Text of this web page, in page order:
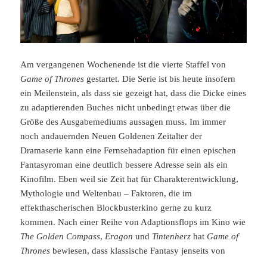
Am vergangenen Wochenende ist die vierte Staffel von
Game of Thrones gestartet. Die Serie ist bis heute insofern
ein Meilenstein, als dass sie gezeigt hat, dass die Dicke eines
zu adaptierenden Buches nicht unbedingt etwas über die
Größe des Ausgabemediums aussagen muss. Im immer
noch andauernden Neuen Goldenen Zeitalter der
Dramaserie kann eine Fernsehadaption für einen epischen
Fantasyroman eine deutlich bessere Adresse sein als ein
Kinofilm. Eben weil sie Zeit hat für Charakterentwicklung,
Mythologie und Weltenbau – Faktoren, die im
effekthascherischen Blockbusterkino gerne zu kurz
kommen. Nach einer Reihe von Adaptionsflops im Kino wie
The Golden Compass, Eragon und Tintenherz hatGame of
Thrones bewiesen, dass klassische Fantasy jenseits von